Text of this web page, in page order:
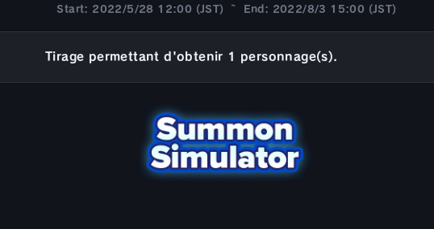
Start: 2022/5/28 12:00 (JST) ~ End: 2022/8/3 15:00 (JST)
Tirage permettant d'obtenir 1 personnage(s).